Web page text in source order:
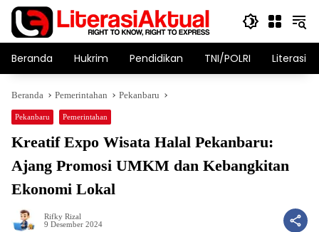
Langsung
konten
Beranda Hukrim Pendidikan TNI/POLRI Literasi
Beranda Pemerintahan Pekanbaru
Pekanbaru Pemerintahan
Kreatif Expo Wisata Halal Pekanbaru:
Ajang Promosi UMKM dan Kebangkitan
Ekonomi Lokal
Rifky Rizal
9 Desember 2024